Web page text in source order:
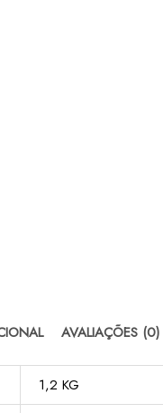
AVALIAÇÕES (0)
1,2 KG